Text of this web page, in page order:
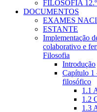
FILOSOFIA
DOCUMENTOS
EXAMES
ESTANTE
Implementação
colaborativo e
Filosofia
Introdução
Capítulo 1
filosófico
1.1
1.2
1.3